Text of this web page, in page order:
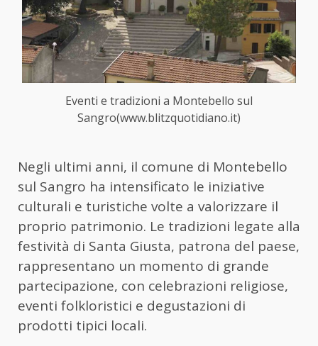
Eventi e tradizioni a Montebello sul
Sangro(www.blitzquotidiano.it)
Negli ultimi anni, il comune di Montebello
sul Sangro ha intensificato le iniziative
culturali e turistiche volte a valorizzare il
proprio patrimonio. Le tradizioni legate alla
festività di Santa Giusta, patrona del paese,
rappresentano un momento di grande
partecipazione, con celebrazioni religiose,
eventi folkloristici e degustazioni di
prodotti tipici locali.